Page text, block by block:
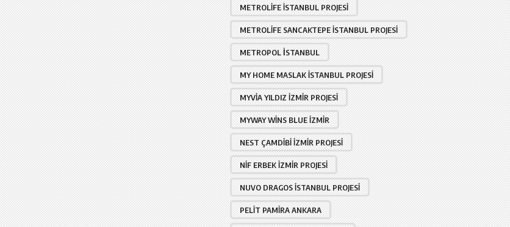
METROLIFE İSTANBUL PROJESI
METROLIFE SANCAKTEPE İSTANBUL PROJESI
METROPOL İSTANBUL
MY HOME MASLAK İSTANBUL PROJESI
MYVIA YILDIZ İZMIR PROJESI
MYWAY WINS BLUE İZMIR
NEST ÇAMDIBI İZMIR PROJESI
NIF ERBEK İZMIR PROJESI
NUVO DRAGOS İSTANBUL PROJESI
PELIT PAMIRA ANKARA